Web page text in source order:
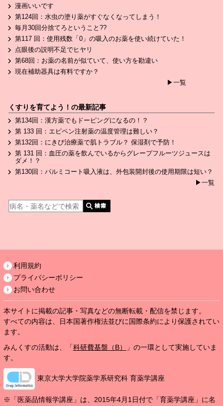
漫画いいです
第124回：水虫の塗り薬がすぐなくなってしまう！
毎月30回分捨てろということ??
第117 回：使用残数「0」の吸入のお薬を使い続けていた！
点眼後の説明不足でヒヤリ
第68回：お薬の名前が似ていて、使い方を勘違い
現在補助器具は有料ですか？
▶一覧
くすりを育てよう！の最新記事
第134回：漢方薬でもドーピングになるの！？
第 133 回：エピペン注射薬の温度管理は難しい？
第132回：にきび治療薬で肌トラブル？ 保湿剤で予防！
第 131 回：血圧の薬を飲んでいるからグレープフルーツジュースは
ダメ！？
第130回：パルミコート吸入液は、外包装開封後の使用期限は短い？
▶一覧
利用規約
プライバシーポリシー
お問い合わせ
本サイトに掲載の記事・写真などの無断転載・配信を禁じます。
すべての内容は、日本国著作権法並びに国際条約により保護されてい
ます。
みんくすの活動は、「科研費基盤（B）
」の一環として実施していま
す。
東京大学大学院薬学系研究科 育薬学講座
※「医薬品情報学講座」は、2015年4月1日付で「育薬学講座」に名